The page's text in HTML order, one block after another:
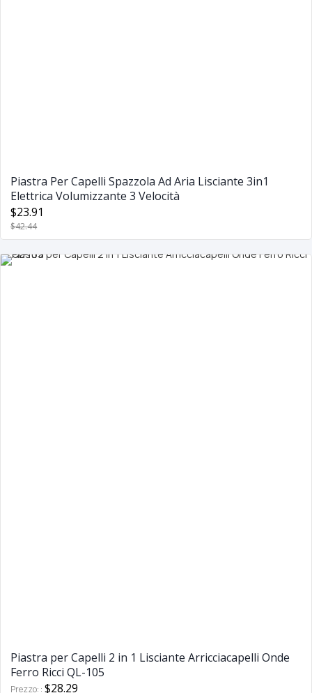
Piastra Per Capelli Spazzola Ad Aria Lisciante 3in1
Elettrica Volumizzante 3 Velocità
$23.91
$42.44
Piastra per Capelli 2 in 1 Lisciante Arricciacapelli Onde
Ferro Ricci QL-105
Prezzo: $28.29